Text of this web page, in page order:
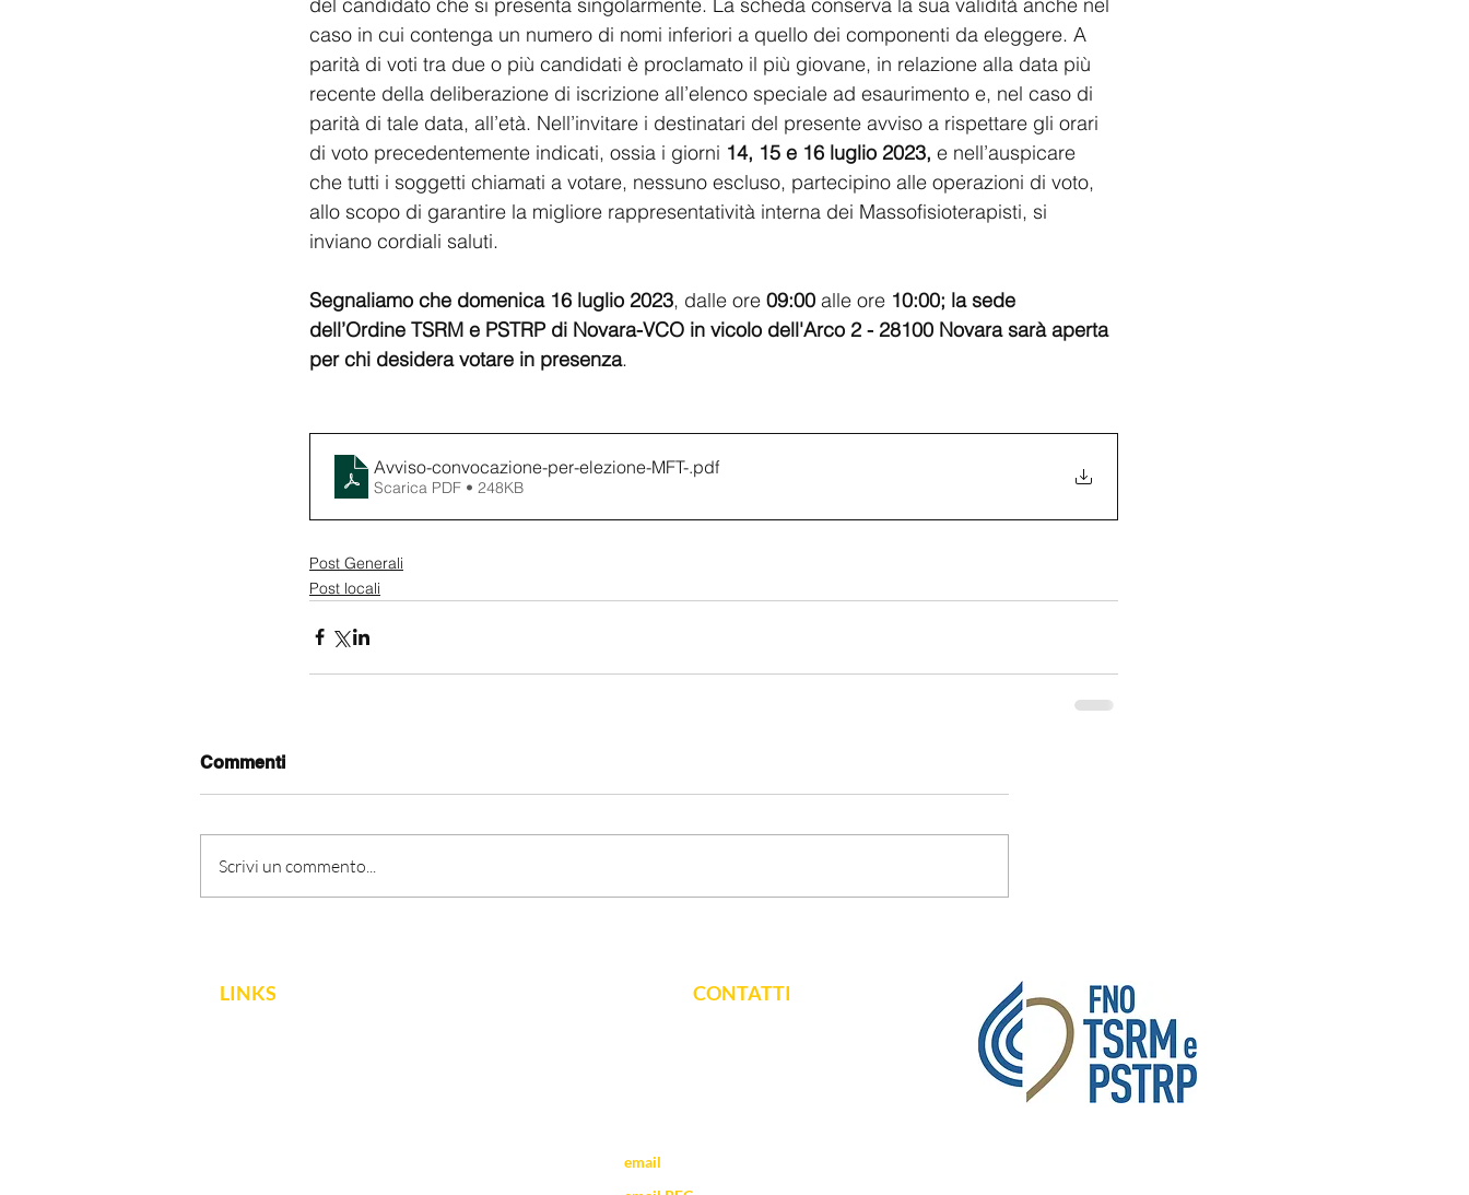
caso in cui contenga un numero di nomi inferiori a quello dei componenti da eleggere. A
parità di voti tra due o più candidati è proclamato il più giovane, in relazione alla data più
recente della deliberazione di iscrizione all’elenco speciale ad esaurimento e, nel caso di
parità di tale data, all’età. Nell’invitare i destinatari del presente avviso a rispettare gli orari
di voto precedentemente indicati, ossia i giorni 14, 15 e 16 luglio 2023, e nell’auspicare
che tutti i soggetti chiamati a votare, nessuno escluso, partecipino alle operazioni di voto,
allo scopo di garantire la migliore rappresentatività interna dei Massofisioterapisti, si
inviano cordiali saluti.
Segnaliamo che domenica 16 luglio 2023, dalle ore 09:00 alle ore 10:00; la sede
dell’Ordine TSRM e PSTRP di Novara-VCO in vicolo dell'Arco 2 - 28100 Novara sarà aperta
per chi desidera votare in presenza.
Avviso-convocazione-per-elezione-MFT-.pdf
Scarica PDF • 248KB
Post Generali
Post locali
Commenti
Scrivi un commento...
LINKS CONTATTI
email